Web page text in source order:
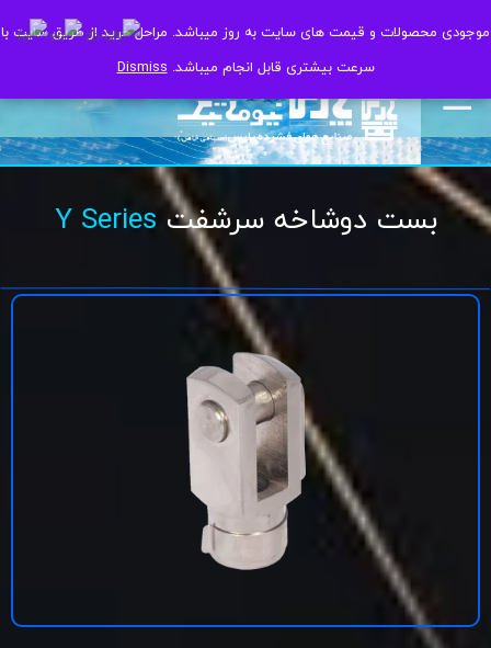
موجودی محصولات و قیمت های سایت به روز میباشد. مراحل خرید از طریق سایت با
سرعت بیشتری قابل انجام میباشد.Dismiss
موجودی محصولات و قیمت های سایت به روز میباشد. مراحل خرید از طریق سایت با
سرعت بیشتری قابل انجام میباشد.Dismiss
بست دوشاخه سرشفت Y Series